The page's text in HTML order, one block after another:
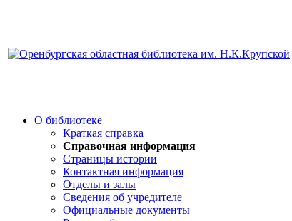
О библиотеке
Краткая справка
Справочная информация
Страницы истории
Контактная информация
Отделы и залы
Сведения об учредителе
Официальные документы